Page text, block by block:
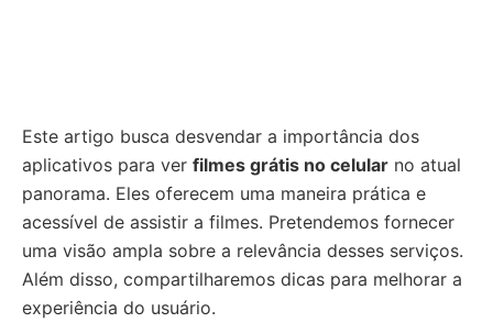
Este artigo busca desvendar a importância dos
aplicativos para ver filmes grátis no celular no atual
panorama. Eles oferecem uma maneira prática e
acessível de assistir a filmes. Pretendemos fornecer
uma visão ampla sobre a relevância desses serviços.
Além disso, compartilharemos dicas para melhorar a
experiência do usuário.